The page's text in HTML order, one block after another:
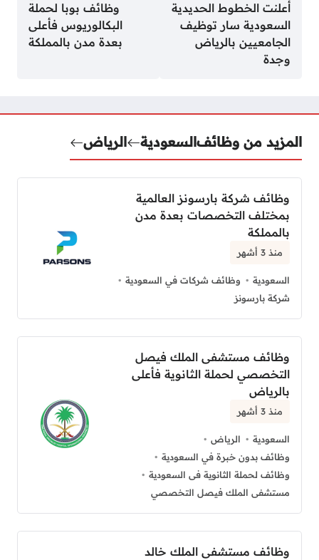
أعلنت الخطوط الحديدية
السعودية سار توظيف
الجامعيين بالرياض
وجدة
وظائف بوبا لحملة
البكالوريوس فأعلى
بعدة مدن بالمملكة
المزيد من وظائفالسعودية الرياض
وظائف شركة بارسونز العالمية
بمختلف التخصصات بعدة مدن
بالمملكة
منذ 3 أشهر
السعودية
وظائف شركات في السعودية
شركة بارسونز
وظائف مستشفى الملك فيصل
التخصصي لحملة الثانوية فأعلى
بالرياض
منذ 3 أشهر
السعودية
الرياض
وظائف بدون خبرة في السعودية
وظائف لحملة الثانوية فى السعودية
مستشفى الملك فيصل التخصصي
وظائف مستشفى الملك خالد